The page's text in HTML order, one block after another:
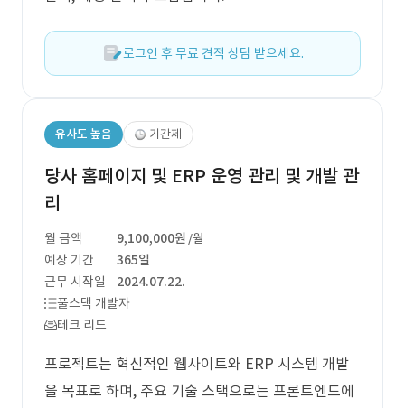
로그인 후 무료 견적 상담 받으세요.
유사도 높음 기간제
당사 홈페이지 및 ERP 운영 관리 및 개발 관
리
월 금액 9,100,000원 /월
예상 기간
365일
근무 시작일
2024.07.22.
풀스택 개발자
테크 리드
프로젝트는 혁신적인 웹사이트와 ERP 시스템 개발
을 목표로 하며, 주요 기술 스택으로는 프론트엔드에